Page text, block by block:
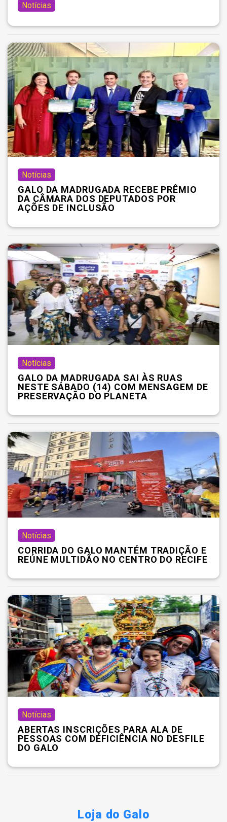
Notícias
Notícias
GALO DA MADRUGADA RECEBE PRÊMIO
DA CÂMARA DOS DEPUTADOS POR
AÇÕES DE INCLUSÃO
Notícias
GALO DA MADRUGADA SAI ÀS RUAS
NESTE SÁBADO (14) COM MENSAGEM DE
PRESERVAÇÃO DO PLANETA
Notícias
CORRIDA DO GALO MANTÉM TRADIÇÃO E
REÚNE MULTIDÃO NO CENTRO DO RECIFE
Notícias
ABERTAS INSCRIÇÕES PARA ALA DE
PESSOAS COM DEFICIÊNCIA NO DESFILE
DO GALO
Loja do Galo